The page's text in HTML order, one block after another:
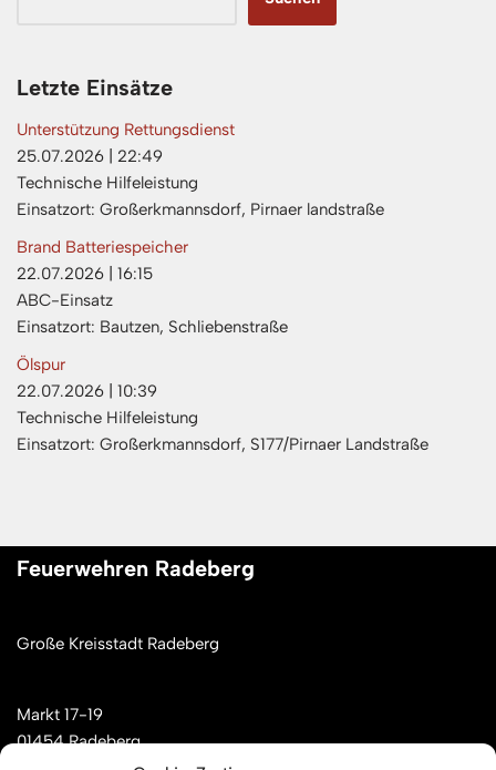
Letzte Einsätze
Unterstützung Rettungsdienst
25.07.2026
22:49
Technische Hilfeleistung
Einsatzort: Großerkmannsdorf, Pirnaer landstraße
Brand Batteriespeicher
22.07.2026
16:15
ABC-Einsatz
Einsatzort: Bautzen, Schliebenstraße
Ölspur
22.07.2026
10:39
Technische Hilfeleistung
Einsatzort: Großerkmannsdorf, S177/Pirnaer Landstraße
Feuerwehren Radeberg
Große Kreisstadt Radeberg
Markt 17-19
01454 Radeberg